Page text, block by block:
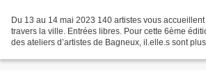
Du 13 au 14 mai 2023 140 artistes vous
travers la ville. Entrées libres. Pour cette 6ème
des ateliers d’artistes de Bagneux, il.elle.s sont